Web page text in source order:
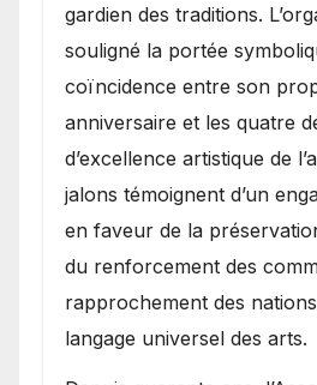
gardien des traditions.
souligné la portée
coïncidence entre son
anniversaire et les quatre
d’excellence artistique de
jalons témoignent d’un
en faveur de la
du renforcement des
rapprochement des
langage universel des arts.